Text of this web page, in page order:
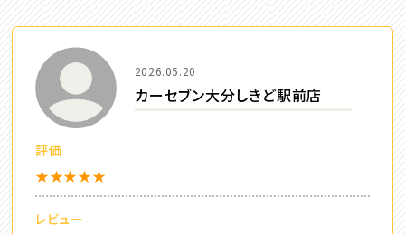
2026.05.20
カーセブン大分しきど駅前店
評価
★★★★★
レビュー